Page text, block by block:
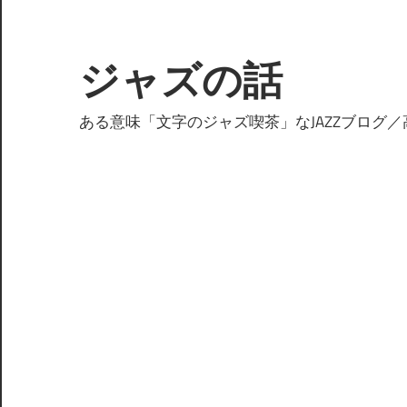
テ
ン
ツ
ジャズの話
ある意味「文字のジャズ喫茶」なJAZZブログ